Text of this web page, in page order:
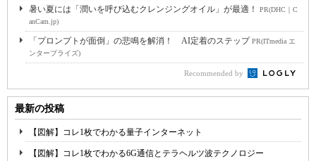
暑い夏には「潤いを呼び込むクレンジングオイル」が最適！
PR(DHC｜C
anCam.jp)
「プロンプトが面倒」の悲鳴を解消！ AI定着のステップPR(ITmedia エ
ンタープライズ)
Recommended by
最新の投稿
【図解】コレ1枚でわかる量子インターネット
【図解】コレ1枚でわかる6G通信とテラヘルツ波テクノロジー